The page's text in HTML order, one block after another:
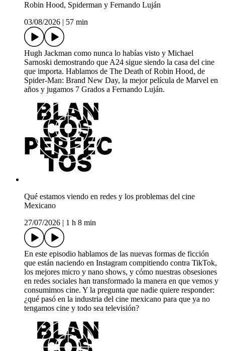
Robin Hood, Spiderman y Fernando Luján
03/08/2026
57 min
Hugh Jackman como nunca lo habías visto y Michael
Sarnoski demostrando que A24 sigue siendo la casa del cine
que importa. Hablamos de The Death of Robin Hood, de
Spider-Man: Brand New Day, la mejor película de Marvel en
años y jugamos 7 Grados a Fernando Luján.
Qué estamos viendo en redes y los problemas del cine
Mexicano
27/07/2026
1 h 8 min
En este episodio hablamos de las nuevas formas de ficción
que están naciendo en Instagram compitiendo contra TikTok,
los mejores micro y nano shows, y cómo nuestras obsesiones
en redes sociales han transformado la manera en que vemos y
consumimos cine. Y la pregunta que nadie quiere responder:
¿qué pasó en la industria del cine mexicano para que ya no
tengamos cine y todo sea televisión?